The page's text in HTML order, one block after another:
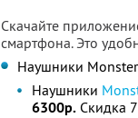
Скачайте
смартфона. Это
Наушники Monster
Наушники
6300р. Скидка